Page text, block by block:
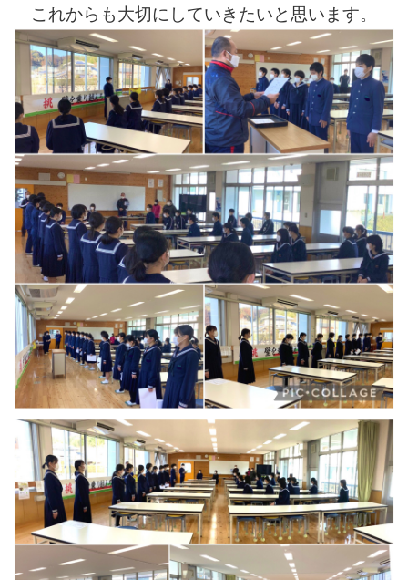
これからも大切にしていきたいと思います。